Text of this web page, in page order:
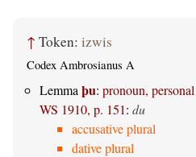
↑ Token: izwis
Codex Ambrosianus A
Lemma þu: pronoun, personal
WS 1910, p. 151: du
accusative plural
dative plural